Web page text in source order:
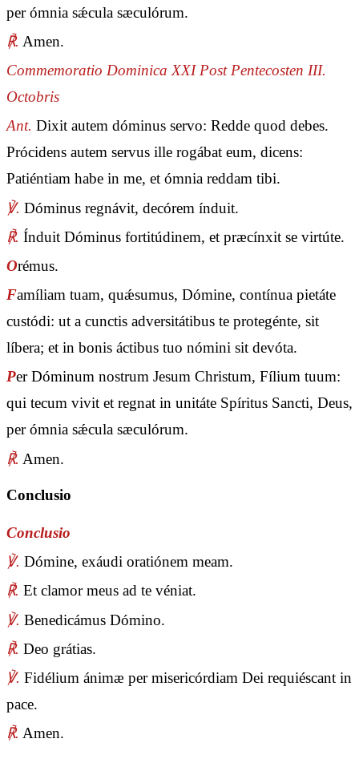
per ómnia sǽcula sæculórum.
℟. Amen.
Commemoratio Dominica XXI Post Pentecosten III.
Octobris
Ant. Dixit autem dóminus servo: Redde quod debes.
Prócidens autem servus ille rogábat eum, dicens:
Patiéntiam habe in me, et ómnia reddam tibi.
℣. Dóminus regnávit, decórem índuit.
℟. Índuit Dóminus fortitúdinem, et præcínxit se virtúte.
Orémus.
Famíliam tuam, quǽsumus, Dómine, contínua pietáte
custódi: ut a cunctis adversitátibus te protegénte, sit
líbera; et in bonis áctibus tuo nómini sit devóta.
Per Dóminum nostrum Jesum Christum, Fílium tuum:
qui tecum vivit et regnat in unitáte Spíritus Sancti, Deus,
per ómnia sǽcula sæculórum.
℟. Amen.
Conclusio
Conclusio
℣. Dómine, exáudi oratiónem meam.
℟. Et clamor meus ad te véniat.
℣. Benedicámus Dómino.
℟. Deo grátias.
℣. Fidélium ánimæ per misericórdiam Dei requiéscant in
pace.
℟. Amen.